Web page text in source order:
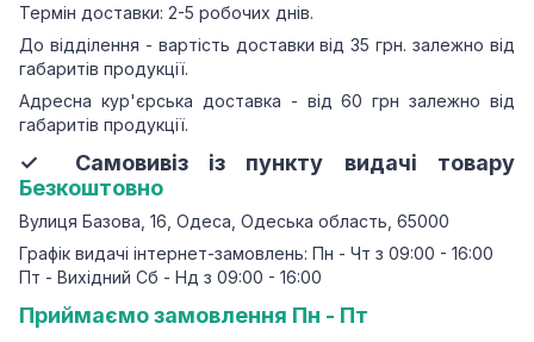
Термін доставки: 2-5 робочих днів.
До відділення - вартість доставки від 35 грн.залежно від
габаритів продукції.
Адресна кур'єрська доставка - від 60 грн залежно від
габаритів продукції.
✓ Самовивіз із пункту видачі товару
Безкоштовно
Вулиця Базова, 16, Одеса, Одеська область, 65000
Графік видачі інтернет-замовлень: Пн - Чт з 09:00 - 16:00
Пт - Вихідний Сб - Нд з 09:00 - 16:00
Приймаємо замовлення Пн - Пт